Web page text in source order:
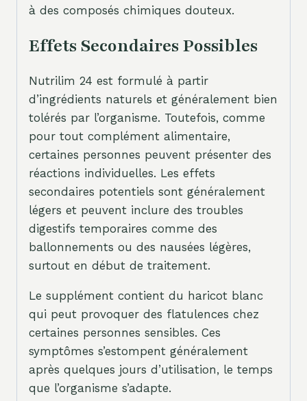
à des composés chimiques douteux.
Effets Secondaires Possibles
Nutrilim 24 est formulé à partir
d’ingrédients naturels et généralement bien
tolérés par l’organisme. Toutefois, comme
pour tout complément alimentaire,
certaines personnes peuvent présenter des
réactions individuelles. Les effets
secondaires potentiels sont généralement
légers et peuvent inclure des troubles
digestifs temporaires comme des
ballonnements ou des nausées légères,
surtout en début de traitement.
Le supplément contient du haricot blanc
qui peut provoquer des flatulences chez
certaines personnes sensibles. Ces
symptômes s’estompent généralement
après quelques jours d’utilisation, le temps
que l’organisme s’adapte.